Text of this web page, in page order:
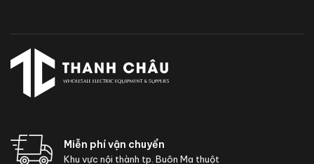
Miễn phí vận chuyển
Khu vực nội thành tp. Buôn Ma thuột